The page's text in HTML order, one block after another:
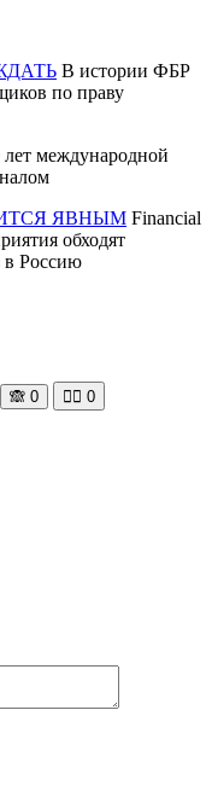
В истории ФБР
по праву
лет международной
ЯВНЫМ Financial
обходят
в Россию
🙈 0 🧘‍♀️ 0